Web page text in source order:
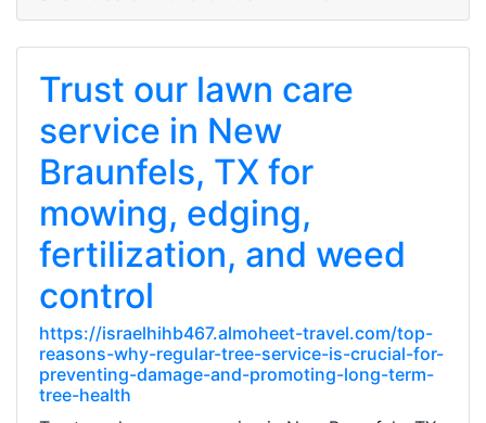
Trust our lawn care
service in New
Braunfels, TX for
mowing, edging,
fertilization, and weed
control
https://israelhihb467.almoheet-travel.com/top-
reasons-why-regular-tree-service-is-crucial-for-
preventing-damage-and-promoting-long-term-
tree-health